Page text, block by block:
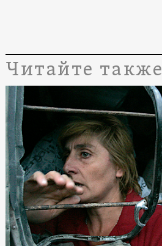
Читайте также